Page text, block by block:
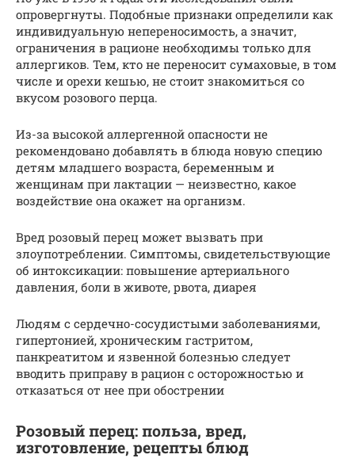
опровергнуты. Подобные признаки определили как
индивидуальную непереносимость, а значит,
ограничения в рационе необходимы только для
аллергиков. Тем, кто не переносит сумаховые, в том
числе и орехи кешью, не стоит знакомиться со
вкусом розового перца.
Из-за высокой аллергенной опасности не
рекомендовано добавлять в блюда новую специю
детям младшего возраста, беременным и
женщинам при лактации — неизвестно, какое
воздействие она окажет на организм.
Вред розовый перец может вызвать при
злоупотреблении. Симптомы, свидетельствующие
об интоксикации: повышение артериального
давления, боли в животе, рвота, диарея
Людям с сердечно-сосудистыми заболеваниями,
гипертонией, хроническим гастритом,
панкреатитом и язвенной болезнью следует
вводить приправу в рацион с осторожностью и
отказаться от нее при обострении
Розовый перец: польза, вред,
изготовление, рецепты блюд